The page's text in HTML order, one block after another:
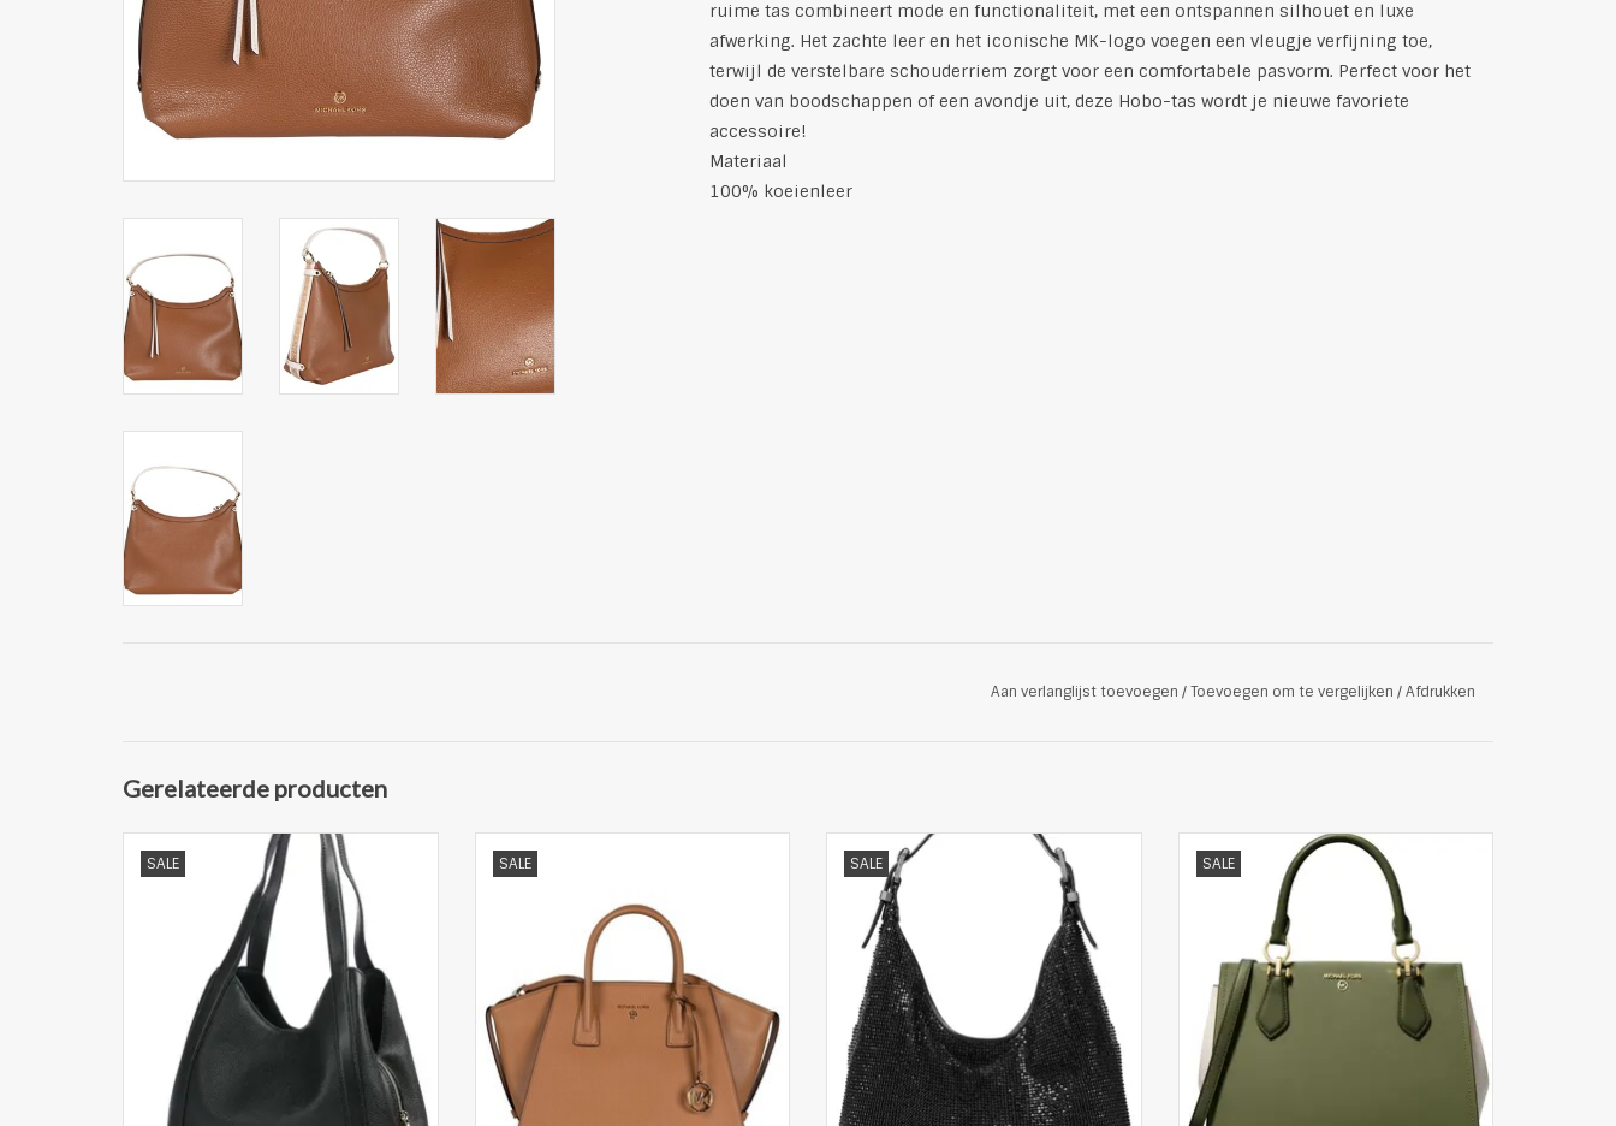
ruime tas combineert mode en functionaliteit, met een ontspannen silhouet en luxe
afwerking. Het zachte leer en het iconische MK-logo voegen een vleugje verfijning toe,
terwijl de verstelbare schouderriem zorgt voor een comfortabele pasvorm. Perfect voor het
doen van boodschappen of een avondje uit, deze Hobo-tas wordt je nieuwe favoriete
accessoire!
Materiaal
100% koeienleer
Aan verlanglijst toevoegen /Toevoegen om te vergelijken /Afdrukken
Gerelateerde producten
SALE
Mooie Tredny leren tas van MK
Product:
Metalen voetjes
sluit met magneetsluiting
Twee lederen handvatten (beugel 25 cm)
Gepolijste goudkleurige metalen
fittingen
Binnen:
Logovoering van polyester
Ruimteverdeler met ritsvak
Een compa
SALE
Satchel! Deze chique en veelzijdige tas
heeft een strak design en luxe
materialen, perfect voor avonturen van
dag tot nacht.
Met genoeg ruimte voor je essentiële
TOEVOEGEN AAN WINKELWAGEN
SALE
Trendy schoudertas van Michael Kors
Verhoog je dagelijkse stijl met de
Michael Kors SM Hobo Schoudertas!
Dit chique en veelzijdige accessoire
heeft een zachte silhouet, vervaardigd
uit luxe materialen die moeiteloos bij
elke outfit passen.
TOEVOEGEN AAN WINKELWAGEN
SALE
Trendy Dames leer
Deze chique en veelzijdige tas
combineert een klassiek ontwerp met
een moderne flair en heeft een ruime
binnenkant voor al je essentials.
Gemaakt van hoogwaardige materialen,
met prachtige goudkleurige accenten en
een stijlvolle logo v
TOEVOEGEN AAN WINKELWAGEN